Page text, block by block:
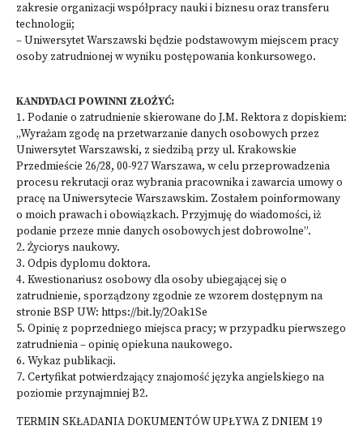
zakresie organizacji współpracy nauki i biznesu oraz transferu
technologii;
– Uniwersytet Warszawski będzie podstawowym miejscem pracy
osoby zatrudnionej w wyniku postępowania konkursowego.
KANDYDACI POWINNI ZŁOŻYĆ:
1. Podanie o zatrudnienie skierowane do J.M. Rektora z dopiskiem:
„Wyrażam zgodę na przetwarzanie danych osobowych przez
Uniwersytet Warszawski, z siedzibą przy ul. Krakowskie
Przedmieście 26/28, 00-927 Warszawa, w celu przeprowadzenia
procesu rekrutacji oraz wybrania pracownika i zawarcia umowy o
pracę na Uniwersytecie Warszawskim. Zostałem poinformowany
o moich prawach i obowiązkach. Przyjmuję do wiadomości, iż
podanie przeze mnie danych osobowych jest dobrowolne”.
2. Życiorys naukowy.
3. Odpis dyplomu doktora.
4. Kwestionariusz osobowy dla osoby ubiegającej się o
zatrudnienie, sporządzony zgodnie ze wzorem dostępnym na
stronie BSP UW: https://bit.ly/2Oak1Se
5. Opinię z poprzedniego miejsca pracy; w przypadku pierwszego
zatrudnienia – opinię opiekuna naukowego.
6. Wykaz publikacji.
7. Certyfikat potwierdzający znajomość języka angielskiego na
poziomie przynajmniej B2.
TERMIN SKŁADANIA DOKUMENTÓW UPŁYWA Z DNIEM 19